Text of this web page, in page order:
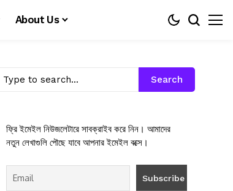
About Us
Search
ফ্রি ইমেইল নিউজলেটারে সাবক্রাইব করে নিন। আমাদের
নতুন লেখাগুলি পৌছে যাবে আপনার ইমেইল বক্সে।